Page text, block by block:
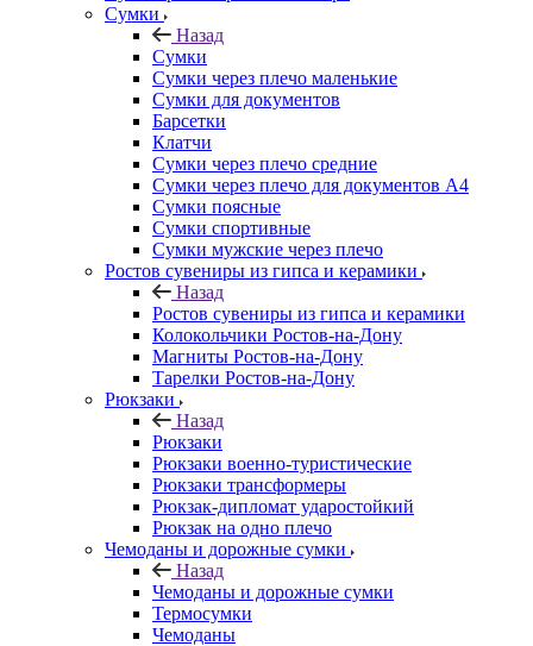
Сумки
Назад
Сумки
Сумки через плечо маленькие
Сумки для документов
Барсетки
Клатчи
Сумки через плечо средние
Сумки через плечо для документов А4
Сумки поясные
Сумки спортивные
Сумки мужские через плечо
Ростов сувениры из гипса и керамики
Назад
Ростов сувениры из гипса и керамики
Колокольчики Ростов-на-Дону
Магниты Ростов-на-Дону
Тарелки Ростов-на-Дону
Рюкзаки
Назад
Рюкзаки
Рюкзаки военно-туристические
Рюкзаки трансформеры
Рюкзак-дипломат ударостойкий
Рюкзак на одно плечо
Чемоданы и дорожные сумки
Назад
Чемоданы и дорожные сумки
Термосумки
Чемоданы